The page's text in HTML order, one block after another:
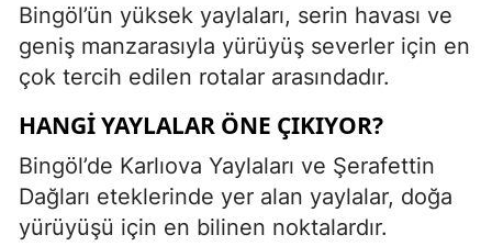
Bingöl’ün yüksek yaylaları, serin havası ve
geniş manzarasıyla yürüyüş severler için en
çok tercih edilen rotalar arasındadır.
HANGI YAYLALAR ÖNE ÇIKIYOR?
Bingöl’de Karlıova Yaylaları ve Şerafettin
Dağları eteklerinde yer alan yaylalar, doğa
yürüyüşü için en bilinen noktalardır.